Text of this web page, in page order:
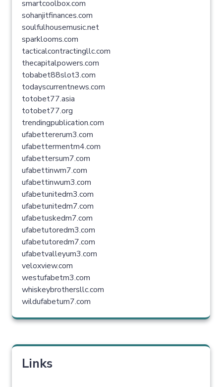
smartcoolbox.com
sohanjitfinances.com
soulfulhousemusic.net
sparklooms.com
tacticalcontractingllc.com
thecapitalpowers.com
tobabet88slot3.com
todayscurrentnews.com
totobet77.asia
totobet77.org
trendingpublication.com
ufabettererum3.com
ufabettermentm4.com
ufabettersum7.com
ufabettinwm7.com
ufabettinwum3.com
ufabetunitedm3.com
ufabetunitedm7.com
ufabetuskedm7.com
ufabetutoredm3.com
ufabetutoredm7.com
ufabetvalleyum3.com
veloxview.com
westufabetm3.com
whiskeybrothersllc.com
wildufabetum7.com
Links